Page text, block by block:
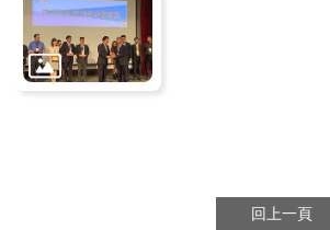
回上一頁